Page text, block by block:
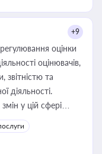
+9
оцінки
оцінювачів,
звітністю та
діяльності.
у цій сфері
юриста або
оренди
і перевірки